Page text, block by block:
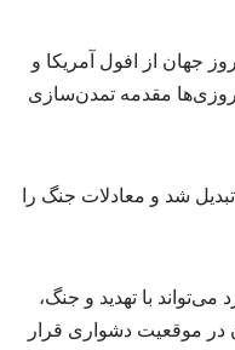
جهان از افول آمریکا و
مقدمه تمدن‌سازی
شد و معادلات جنگ را
با تهدید و جنگ،
در موقعیت دشواری قرار